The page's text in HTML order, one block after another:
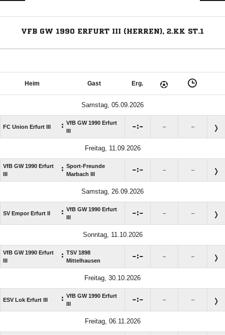
VFB GW 1990 ERFURT III (HERREN), 2.KK ST.1
Heim Gast Erg.
Samstag, 05.09.2026
FC Union Erfurt III : VfB GW 1990 Erfurt
III
: – –
Freitag, 11.09.2026
VfB GW 1990 Erfurt
III
: Sport-Freunde
Marbach III
: – –
Samstag, 26.09.2026
SV Empor Erfurt II : VfB GW 1990 Erfurt
III
: – –
Sonntag, 11.10.2026
VfB GW 1990 Erfurt
III
: TSV 1898
Mittelhausen
: – –
Freitag, 30.10.2026
ESV Lok Erfurt III : VfB GW 1990 Erfurt
III
: – –
Freitag, 06.11.2026